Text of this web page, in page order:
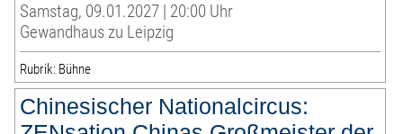
Samstag, 09.01.2027 | 20:00 Uhr
Gewandhaus zu Leipzig
Rubrik: Bühne
Chinesischer Nationalcircus: